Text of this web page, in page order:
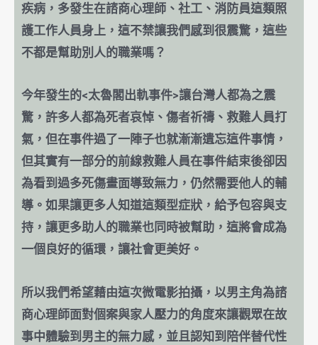
疾病，多發生在諮商心理師、社工、消防員這類照
護工作人員身上，這不禁讓我們感到很震驚，這些
不都是幫助別人的職業嗎？
今年發生的<太魯閣出軌事件>讓台灣人都為之震
驚，許多人都為死者哀悼、傷者祈禱、救難人員打
氣，但在事件過了一陣子也就漸漸遺忘這件事情，
但其實有一部分的前線救難人員在事件結束後卻因
為看到過多死傷畫面導致無力，仍然需要他人的輔
導。如果讓更多人知道這類型症狀，給予包容與支
持，讓更多助人的職業也同時被幫助，這將會成為
一個良好的循環，讓社會更美好。
所以我們希望藉由這次微電影拍攝，以男主角為諮
商心理師面對個案與家人壓力的角度來讓觀眾在故
事中體驗到男主的無力感，並且認知到陪伴替代性